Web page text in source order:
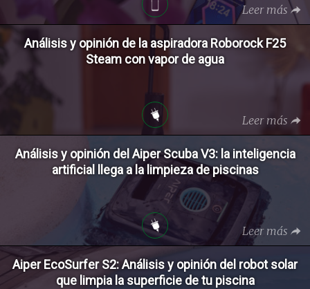
Leer más
Análisis y opinión de la aspiradora Roborock F25
Steam con vapor de agua
Leer más
Análisis y opinión del Aiper Scuba V3: la inteligencia
artificial llega a la limpieza de piscinas
Leer más
Aiper EcoSurfer S2: Análisis y opinión del robot solar
que limpia la superficie de tu piscina